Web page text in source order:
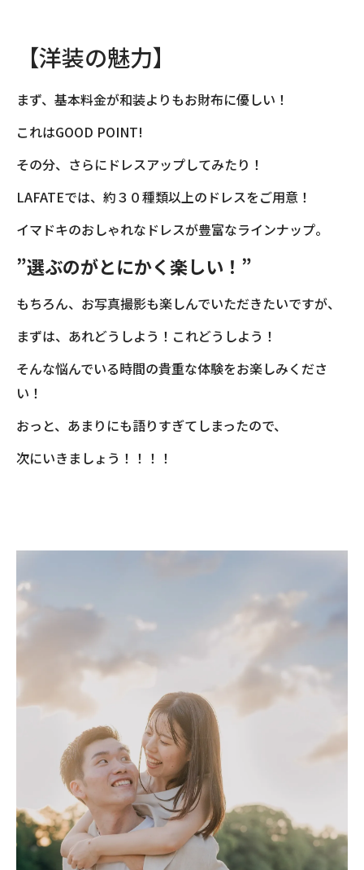
【洋装の魅力】
まず、基本料金が和装よりもお財布に優しい！
これはGOOD POINT!
その分、さらにドレスアップしてみたり！
LAFATEでは、約３０種類以上のドレスをご用意！
イマドキのおしゃれなドレスが豊富なラインナップ。
”選ぶのがとにかく楽しい！”
もちろん、お写真撮影も楽しんでいただきたいですが、
まずは、あれどうしよう！これどうしよう！
そんな悩んでいる時間の貴重な体験をお楽しみくださ
い！
おっと、あまりにも語りすぎてしまったので、
次にいきましょう！！！！